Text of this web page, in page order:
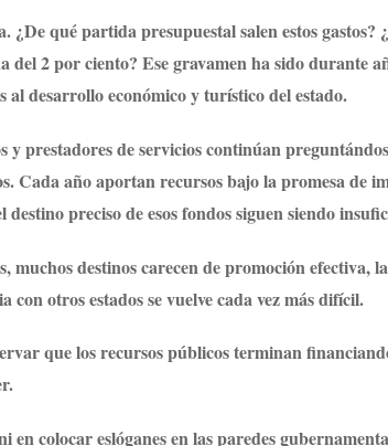
qué partida presupuestal salen estos gastos?
del 2 por ciento? Ese gravamen ha sido durante
desarrollo económico y turístico del estado.
prestadores de servicios continúan
Cada año aportan recursos bajo la promesa de
preciso de esos fondos siguen siendo
destinos carecen de promoción efectiva,
con otros estados se vuelve cada vez más difícil.
que los recursos públicos terminan
colocar eslóganes en las paredes